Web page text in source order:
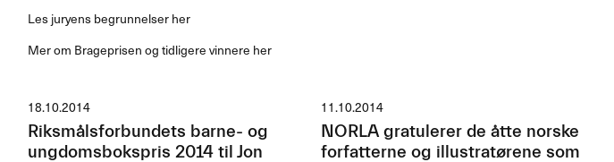
Les juryens begrunnelser her
Mer om Brageprisen og tidligere vinnere her
18.10.2014
Riksmålsforbundets barne- og
ungdomsbokspris 2014 til Jon
11.10.2014
NORLA gratulerer de åtte norske
forfatterne og illustratørene som